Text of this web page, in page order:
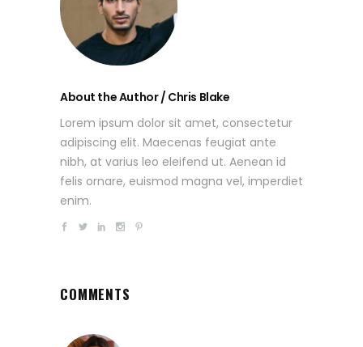
About the Author / Chris Blake
Lorem ipsum dolor sit amet, consectetur
adipiscing elit. Maecenas feugiat ante
nibh, at varius leo eleifend ut. Aenean id
felis ornare, euismod magna vel, imperdiet
enim.
COMMENTS